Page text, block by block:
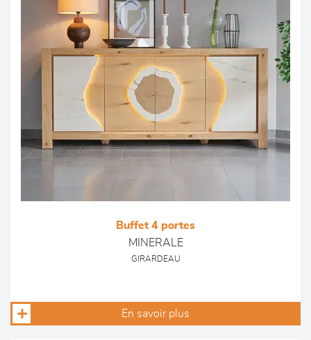
Buffet 4 portes
MINERALE
GIRARDEAU
En savoir plus